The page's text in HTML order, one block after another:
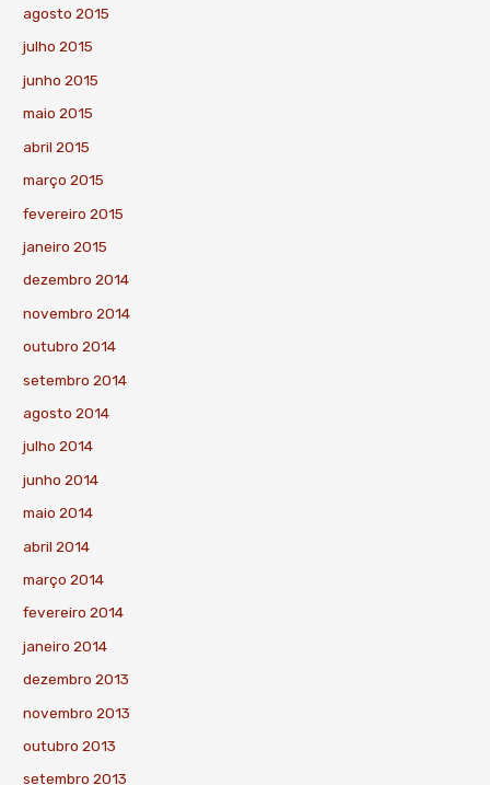
agosto 2015
julho 2015
junho 2015
maio 2015
abril 2015
março 2015
fevereiro 2015
janeiro 2015
dezembro 2014
novembro 2014
outubro 2014
setembro 2014
agosto 2014
julho 2014
junho 2014
maio 2014
abril 2014
março 2014
fevereiro 2014
janeiro 2014
dezembro 2013
novembro 2013
outubro 2013
setembro 2013